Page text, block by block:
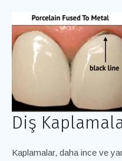
Diş
Kaplamalar, daha ince ve